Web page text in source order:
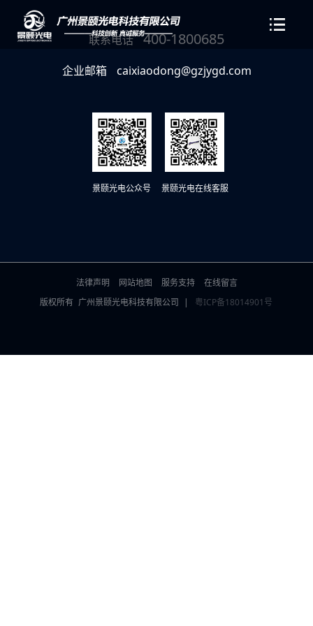
联系电话 400-1800685
企业邮箱 caixiaodong@gzjygd.com
景颐光电公众号 景颐光电在线客服
法律声明 网站地图 服务支持
在线留言
版权所有 广州景颐光电科技有限公司 | 粤ICP备18014901号